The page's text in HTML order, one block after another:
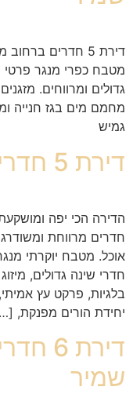
דירת 5 חדרים
גדולים ומרווחים.
גמיש
דירת 5 חדרים, בנאות שמיר
חדרים מרווחת
חדרי שינה גדולים,
בלגיות, פרקט עץ
יחידת הורים מפנקת,
דירת
שמיר